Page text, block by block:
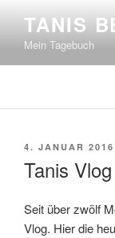
springen
TANIS
Mein Tagebuch
4. JANUAR 2016
Tanis
Seit über zwölf
Vlog. Hier die